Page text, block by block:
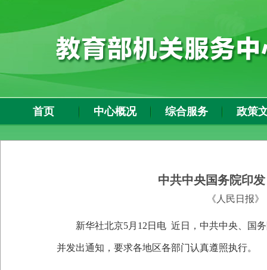
首页 中心概况 综合服务 政策
中共中央国务院印
《人民日报》
新华社北京5月 12日电 近日，中共中央、国
并发出通知，要求各地区各部门认真遵照执行。